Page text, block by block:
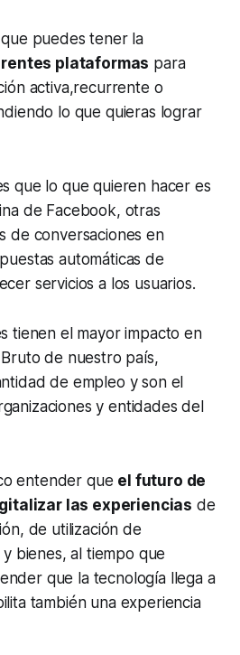
puedes tener la
plataformas para
activa,recurrente o
lo que quieras lograr
que lo que quieren hacer es
de Facebook, otras
de conversaciones en
automáticas de
servicios a los usuarios.
tienen el mayor impacto en
de nuestro país,
de empleo y son el
y entidades del
entender que el futuro de
las experiencias de
de utilización de
bienes, al tiempo que
que la tecnología llega a
también una experiencia